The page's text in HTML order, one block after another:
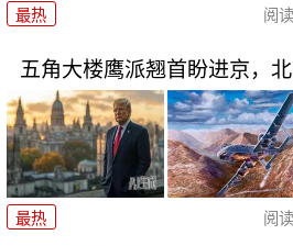
最热 阅读
五角大楼鹰派翘首盼进京，
最热 阅读